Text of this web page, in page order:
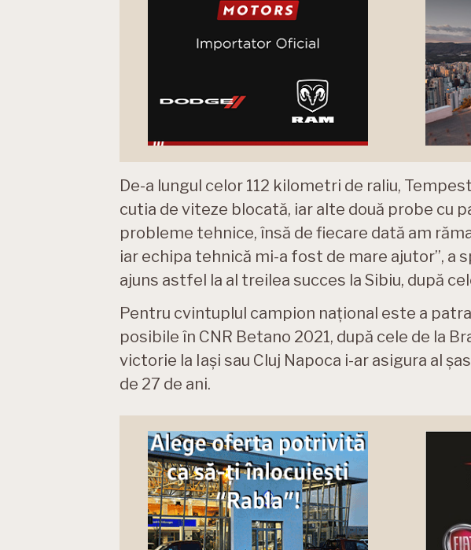
De-a lungul celor 112 kilometri de raliu,
cutia de viteze blocată, iar alte două probe cu
probleme tehnice, însă de fiecare dată am
iar echipa tehnică mi-a fost de mare ajutor”, a
ajuns astfel la al treilea succes la Sibiu, după
Pentru cvintuplul campion național este a
posibile în CNR Betano 2021, după cele de la
victorie la Iași sau Cluj Napoca i-ar asigura al
de 27 de ani.